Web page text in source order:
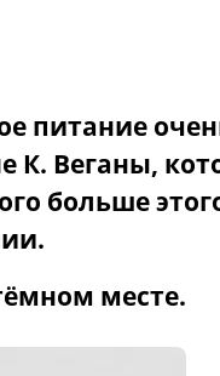
питание
К. Веганы,
больше
месте.